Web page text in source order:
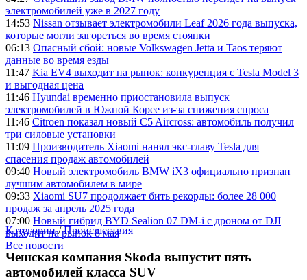
электромобилей уже в 2027 году
14:53 Nissan отзывает электромобили Leaf 2026 года выпуска,
которые могли загореться во время стоянки
06:13 Опасный сбой: новые Volkswagen Jetta и Taos теряют
данные во время езды
11:47 Kia EV4 выходит на рынок: конкуренция с Tesla Model 3
и выгодная цена
11:46 Hyundai временно приостановила выпуск
электромобилей в Южной Корее из-за снижения спроса
11:46 Citroen показал новый C5 Aircross: автомобиль получил
три силовые установки
11:09 Производитель Xiaomi нанял экс-главу Tesla для
спасения продаж автомобилей
09:40 Новый электромобиль BMW iX3 официально признан
лучшим автомобилем в мире
09:33 Xiaomi SU7 продолжает бить рекорды: более 28 000
продаж за апрель 2025 года
07:00 Новый гибрид BYD Sealion 07 DM-i с дроном от DJI
выходит на рынок 8 мая
Все новости
Категории/Происшествия
Чешская компания Skoda выпустит пять
автомобилей класса SUV